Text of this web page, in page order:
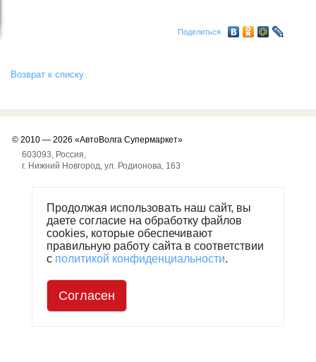
проезда
Шины и диски
Автоэлектроника
Поделиться
Возврат к списку
© 2010 — 2026 «АвтоВолга Супермаркет»
603093 Россия
г. Нижний Новгород ул. Родионова, 163
Продолжая использовать наш сайт, вы
даете согласие на обработку файлов
cookies, которые обеспечивают
правильную работу сайта в соответствии
с политикой конфиденциальности.
Согласен